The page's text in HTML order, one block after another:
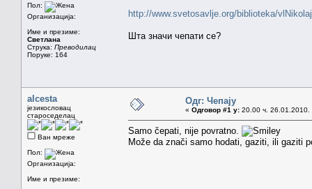
Пол:
Организација:
Име и презиме:
Светлана
Струка: Преводилац
Поруке: 164
http://www.svetosavlje.org/biblioteka/
Шта значи чепати се?
alcesta
језикословац
староседелац
Ван мреже
Пол:
Организација:
Име и презиме:
Одг: Чепају
« Одговор #1 у: 20.00 ч. 26.01.2010.
Samo čepati, nije povratno.
Može da znači samo hodati, gaziti, ili gaziti